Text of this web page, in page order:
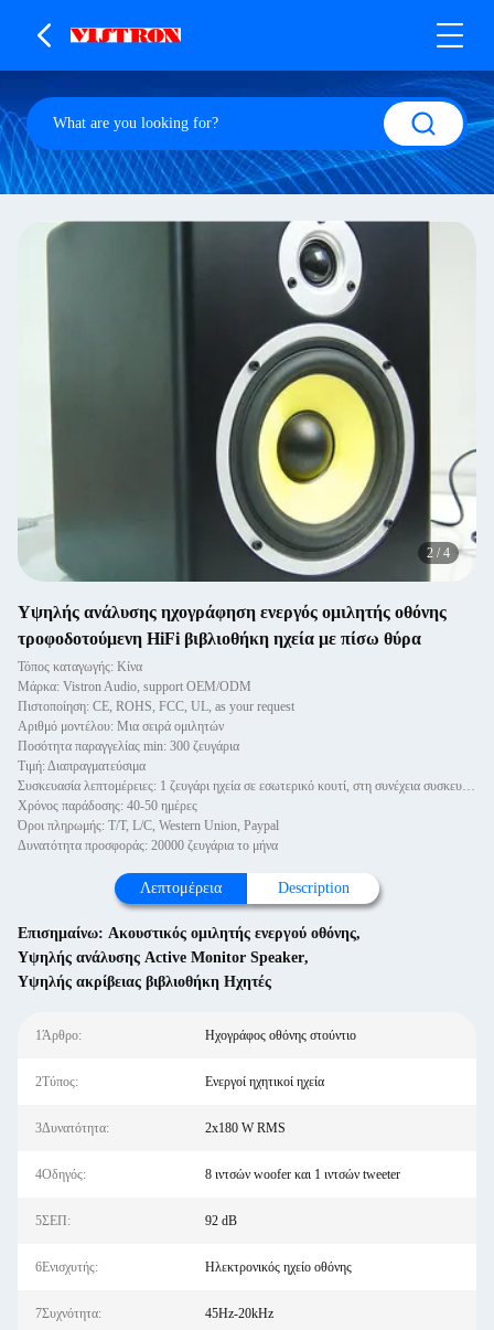
2 / 4
Υψηλής ανάλυσης ηχογράφηση ενεργός ομιλητής οθόνης
τροφοδοτούμενη HiFi βιβλιοθήκη ηχεία με πίσω θύρα
Τόπος καταγωγής: Κίνα
Μάρκα: Vistron Audio, support OEM/ODM
Πιστοποίηση: CE, ROHS, FCC, UL, as your request
Αριθμό μοντέλου: Μια σειρά ομιλητών
Ποσότητα παραγγελίας min: 300 ζευγάρια
Τιμή: Διαπραγματεύσιμα
Συσκευασία λεπτομέρειες: 1 ζευγάρι ηχεία σε εσωτερικό κουτί, στη συνέχεια συσκευασμένα σε κουτί.
Χρόνος παράδοσης: 40-50 ημέρες
Όροι πληρωμής: T/T, L/C, Western Union, Paypal
Δυνατότητα προσφοράς: 20000 ζευγάρια το μήνα
Λεπτομέρεια Description
Επισημαίνω: Ακουστικός ομιλητής ενεργού οθόνης,
Υψηλής ανάλυσης Active Monitor Speaker,
Υψηλής ακρίβειας βιβλιοθήκη Ηχητές
1Άρθρο: Ηχογράφος οθόνης στούντιο
2Τύπος: Ενεργοί ηχητικοί ηχεία
3Δυνατότητα: 2x180 W RMS
4Οδηγός: 8 ιντσών woofer και 1 ιντσών tweeter
5ΣΕΠ: 92 dB
6Ενισχυτής: Ηλεκτρονικός ηχείο οθόνης
7Συχνότητα: 45Hz-20kHz